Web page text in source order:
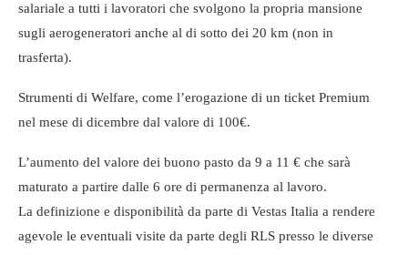
salariale a tutti i lavoratori che svolgono la propria mansione
sugli aerogeneratori anche al di sotto dei 20 km (non in
trasferta).
Strumenti di Welfare, come l’erogazione di un ticket Premium
nel mese di dicembre dal valore di 100€.
L’aumento del valore dei buono pasto da 9 a 11 € che sarà
maturato a partire dalle 6 ore di permanenza al lavoro.
La definizione e disponibilità da parte di Vestas Italia a rendere
agevole le eventuali visite da parte degli RLS presso le diverse